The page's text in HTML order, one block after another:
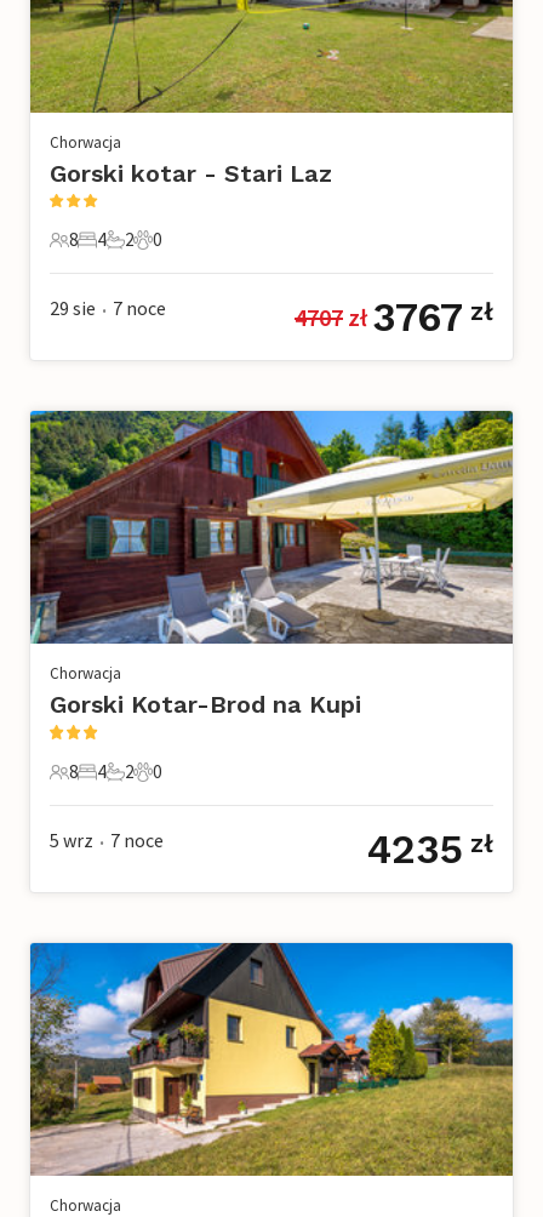
Chorwacja
Gorski kotar - Stari Laz
8 Goście
8
4 Sypialnie
4
2 Łazienki
2
0 Zwierzęta domowe
0
29 sie • 7 noce 4707 zł 3767 zł
Chorwacja
Gorski Kotar-Brod na Kupi
8 Goście
8
4 Sypialnie
4
2 Łazienki
2
0 Zwierzęta domowe
0
5 wrz • 7 noce 4235 zł
Chorwacja